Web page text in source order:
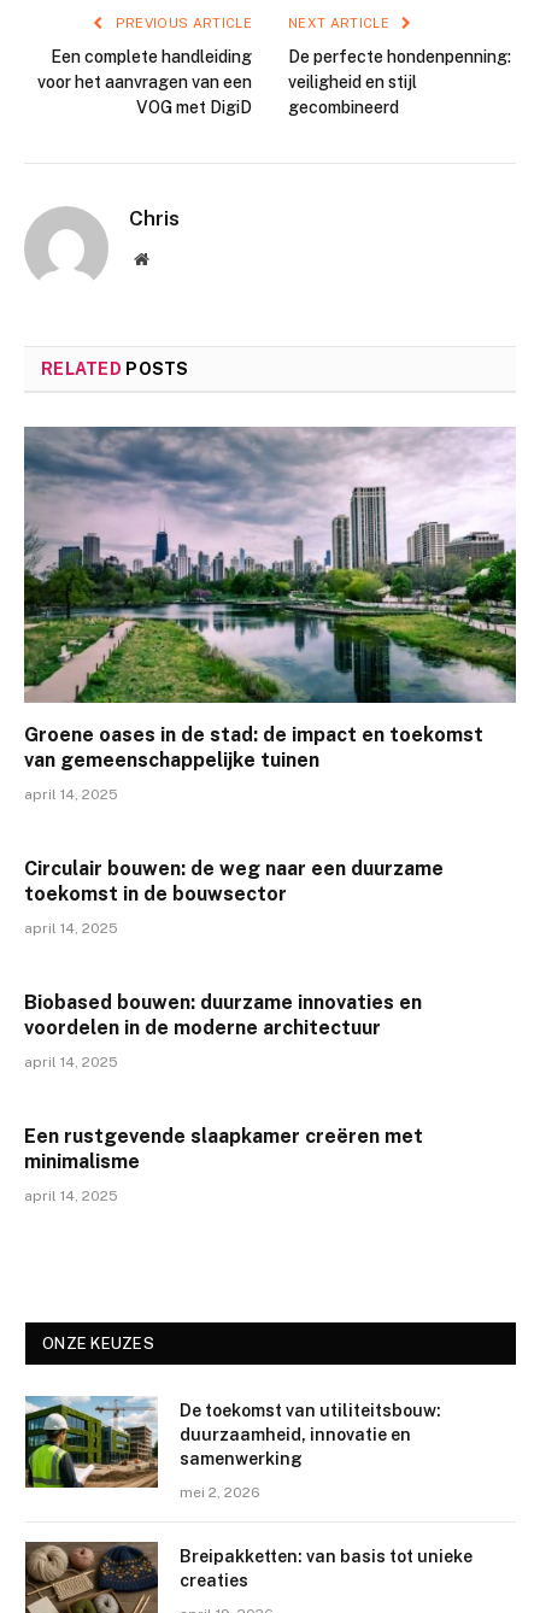
PREVIOUS ARTICLE
Een complete handleiding
voor het aanvragen van een
VOG met DigiD
NEXT ARTICLE
De perfecte hondenpenning:
veiligheid en stijl
gecombineerd
Chris
Website
RELATED POSTS
Groene oases in de stad: de impact en toekomst
van gemeenschappelijke tuinen
april 14, 2025
Circulair bouwen: de weg naar een duurzame
toekomst in de bouwsector
april 14, 2025
Biobased bouwen: duurzame innovaties en
voordelen in de moderne architectuur
april 14, 2025
Een rustgevende slaapkamer creëren met
minimalisme
april 14, 2025
ONZE KEUZES
De toekomst van utiliteitsbouw:
duurzaamheid, innovatie en
samenwerking
mei 2, 2026
Breipakketten: van basis tot unieke
creaties